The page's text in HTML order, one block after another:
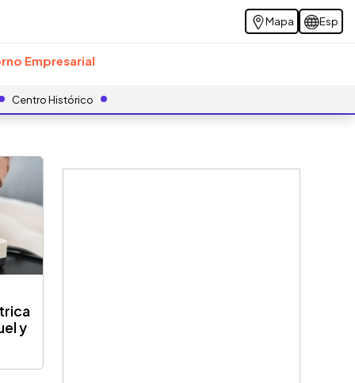
Mapa Esp
Empresarial
Centro Histórico
y